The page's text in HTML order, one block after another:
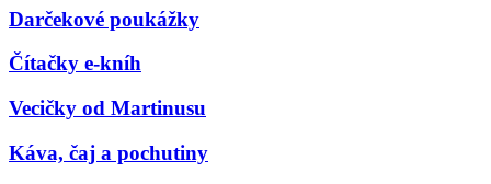
Darčekové poukážky
Čítačky e-kníh
Vecičky od Martinusu
Káva, čaj a pochutiny